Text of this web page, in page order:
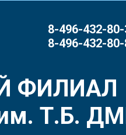
8-496-432-
8-496-432-
ФИЛИАЛ
Т.Б.